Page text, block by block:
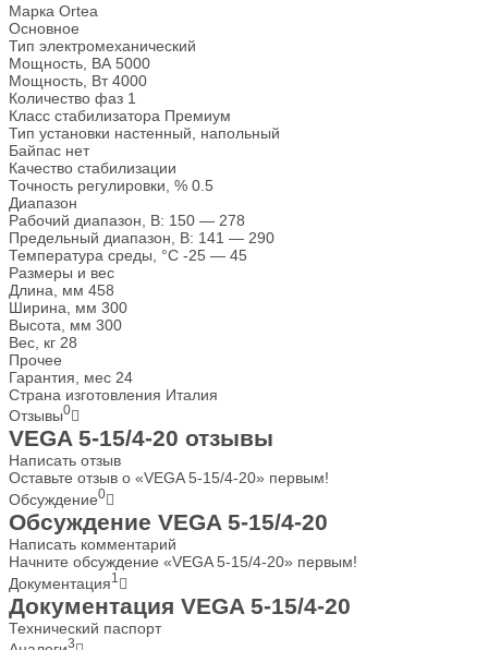
Марка Ortea
Основное
Тип электромеханический
Мощность, ВА 5000
Мощность, Вт 4000
Количество фаз 1
Класс стабилизатора Премиум
Тип установки настенный, напольный
Байпас нет
Качество стабилизации
Точность регулировки, % 0.5
Диапазон
Рабочий диапазон, В: 150 — 278
Предельный диапазон, В: 141 — 290
Температура среды, °С -25 — 45
Размеры и вес
Длина, мм 458
Ширина, мм 300
Высота, мм 300
Вес, кг 28
Прочее
Гарантия, мес 24
Страна изготовления Италия
Отзывы0
VEGA 5-15/4-20 отзывы
Написать отзыв
Оставьте отзыв о «VEGA 5-15/4-20» первым!
Обсуждение0
Обсуждение VEGA 5-15/4-20
Написать комментарий
Начните обсуждение «VEGA 5-15/4-20» первым!
Документация1
Документация VEGA 5-15/4-20
Технический паспорт
3